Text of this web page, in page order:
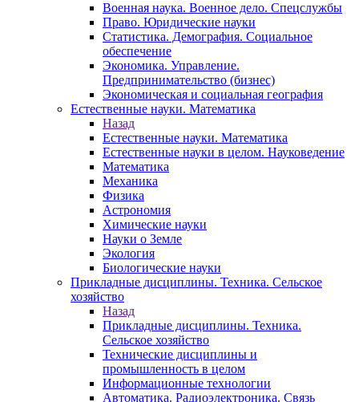
Военная наука. Военное дело. Спецслужбы
Право. Юридические науки
Статистика. Демография. Социальное
обеспечение
Экономика. Управление.
Предпринимательство (бизнес)
Экономическая и социальная география
Естественные науки. Математика
Назад
Естественные науки. Математика
Естественные науки в целом. Науковедение
Математика
Механика
Физика
Астрономия
Химические науки
Науки о Земле
Экология
Биологические науки
Прикладные дисциплины. Техника. Сельское
хозяйство
Назад
Прикладные дисциплины. Техника.
Сельское хозяйство
Технические дисциплины и
промышленность в целом
Информационные технологии
Автоматика. Радиоэлектроника. Связь